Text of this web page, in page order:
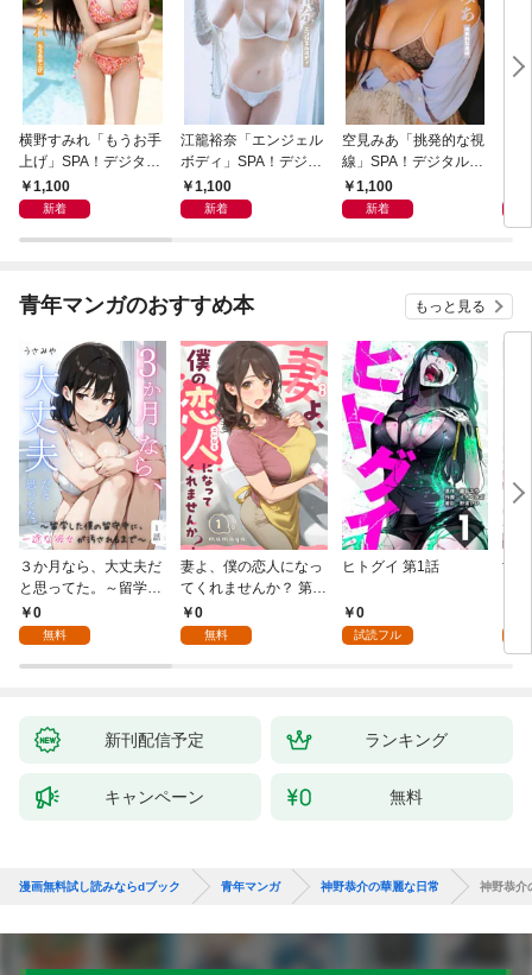
横野すみれ「もうお手
上げ」SPA！デジタル
写真集
1,100
新着
江籠裕奈「エンジェル
ボディ」SPA！デジタ
ル写真集
1,100
新着
空見みあ「挑発的な視
線」SPA！デジタル写
真集1,100
新着
の
青年マンガのおすすめ本 もっと見る
３か月なら、大丈夫だ
と思ってた。～留学し
た僕の留守中に、一途
な彼女が汚されるまで
0
無料
妻よ、僕の恋人になっ
てくれませんか？ 第1
話0
無料
ヒトグイ 第1話
0
試読フル
世
新刊配信予定 ランキング
キャンペーン 無料
漫画無料試し読みならdブック 青年マンガ 神野恭介の華麗な日常 神野恭介